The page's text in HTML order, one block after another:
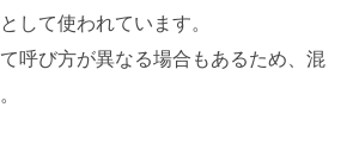
して使われています。
呼び方が異なる場合もあるため、混